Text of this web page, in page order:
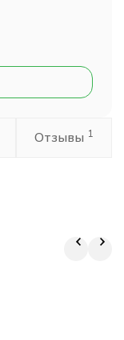
Отзывы 1